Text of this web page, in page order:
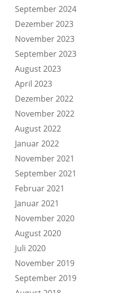
September 2024
Dezember 2023
November 2023
September 2023
August 2023
April 2023
Dezember 2022
November 2022
August 2022
Januar 2022
November 2021
September 2021
Februar 2021
Januar 2021
November 2020
August 2020
Juli 2020
November 2019
September 2019